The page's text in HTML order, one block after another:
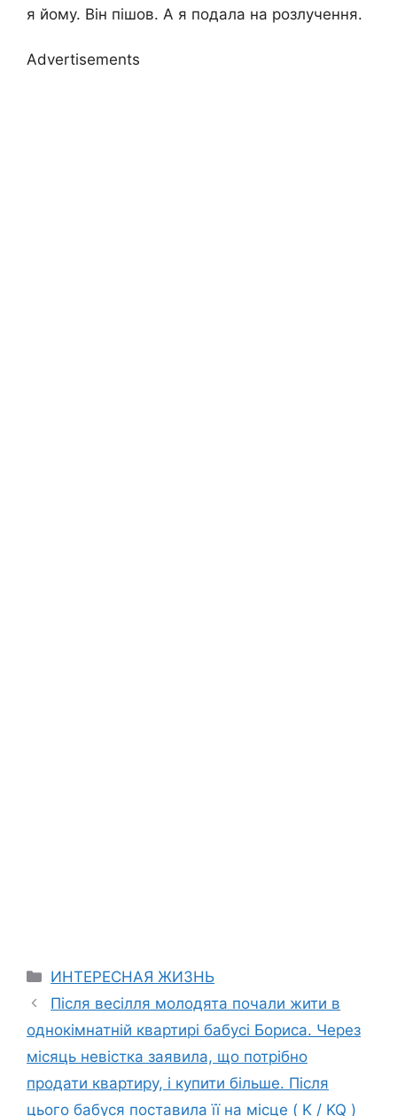
я йому. Він пішов. А я подала на розлучення.
Advertisements
Categories
ИНТЕРЕСНАЯ ЖИЗНЬ
Після весілля молодята почали жити в
однокімнатній квартирі бабусі Бориса. Через
місяць невістка заявила, що потрібно
продати квартиру, і купити більше. Після
цього бабуся поставила її на місце ( K / KQ )